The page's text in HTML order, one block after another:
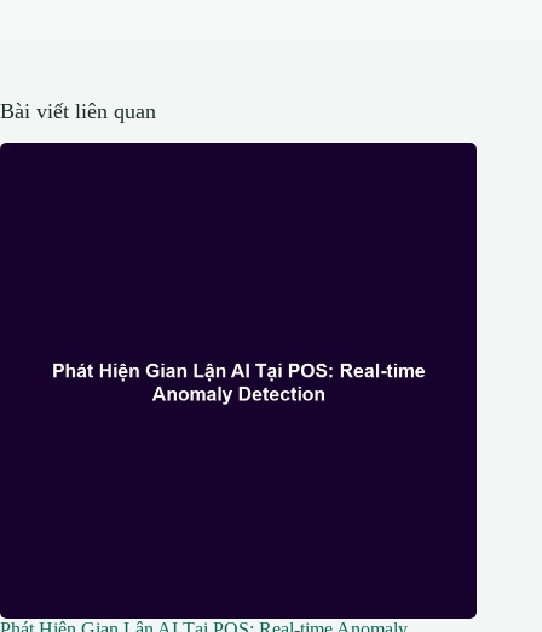
Bài viết liên quan